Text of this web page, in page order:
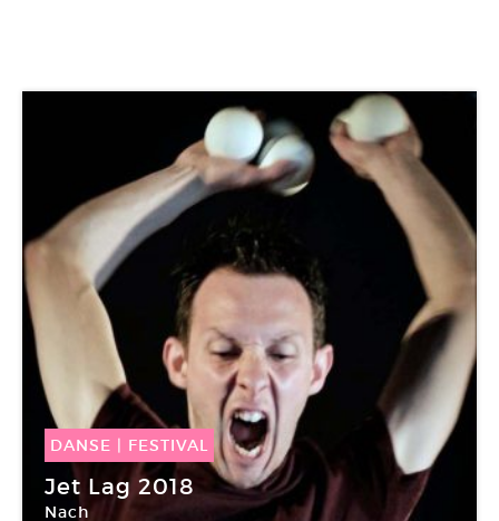
DANSE | FESTIVAL
16 Mai -26 Mai 2018
Jet Lag 2018
Nach